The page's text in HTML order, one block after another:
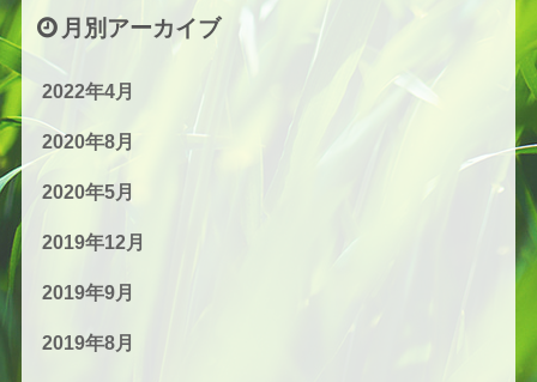
月別アーカイブ
2022年4月
2020年8月
2020年5月
2019年12月
2019年9月
2019年8月